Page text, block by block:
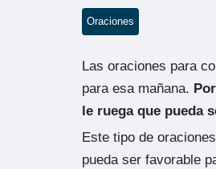
Oraciones
Las oraciones para
para esa mañana.
le ruega que pueda
Este tipo de
pueda ser favorable